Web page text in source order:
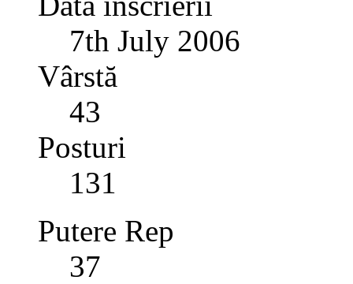
7th July 2006
Vârstă
43
Posturi
131
Putere Rep
37